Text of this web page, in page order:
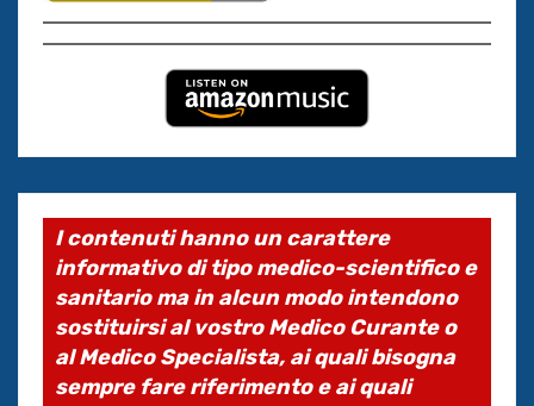
I contenuti hanno un carattere
informativo di tipo medico-scientifico e
sanitario ma in alcun modo intendono
sostituirsi al vostro Medico Curante o
al Medico Specialista, ai quali bisogna
sempre fare riferimento e ai quali